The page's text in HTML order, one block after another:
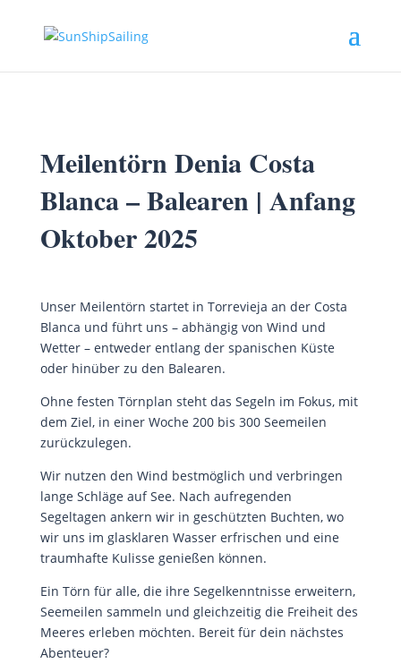
Meilentörn Denia Costa
Blanca – Balearen | Anfang
Oktober 2025
Unser Meilentörn startet in Torrevieja an der Costa
Blanca und führt uns – abhängig von Wind und
Wetter – entweder entlang der spanischen Küste
oder hinüber zu den Balearen.
Ohne festen Törnplan steht das Segeln im Fokus, mit
dem Ziel, in einer Woche 200 bis 300 Seemeilen
zurückzulegen.
Wir nutzen den Wind bestmöglich und verbringen
lange Schläge auf See. Nach aufregenden
Segeltagen ankern wir in geschützten Buchten, wo
wir uns im glasklaren Wasser erfrischen und eine
traumhafte Kulisse genießen können.
Ein Törn für alle, die ihre Segelkenntnisse erweitern,
Seemeilen sammeln und gleichzeitig die Freiheit des
Meeres erleben möchten. Bereit für dein nächstes
Abenteuer?